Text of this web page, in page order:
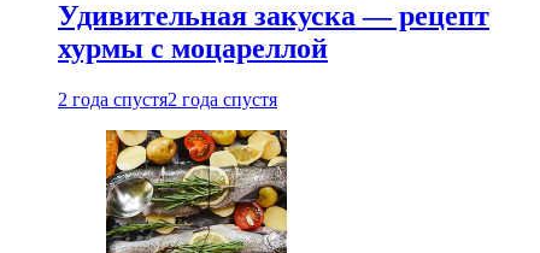
Удивительная закуска — рецепт
хурмы с моцареллой
2 года спустя2 года спустя